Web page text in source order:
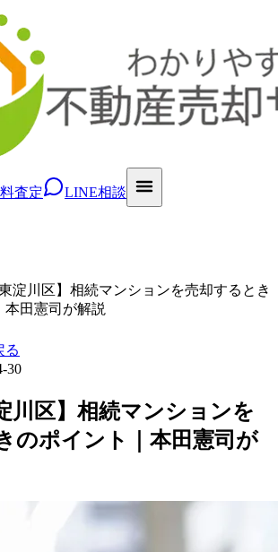
査定 LINE相談
東淀川区】相続マンションを売却するとき
本田憲司が解説
る
30
川区】相続マンションを
のポイント｜本田憲司が